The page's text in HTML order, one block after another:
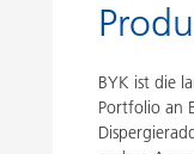
BYK ist die
Portfolio an